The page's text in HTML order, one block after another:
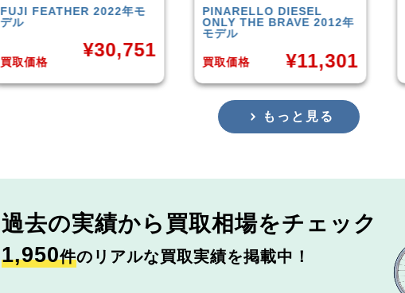
PINARELLODIESEL
ONLY THE BRAVE 2012年
買取価格 ¥11,301
LEADER721TR 2023年モ
デル
買取価格
¥42,000
もっと見る
過去の実績から 買取相場をチェック
1,950件のリアルな買取実績を掲載中！